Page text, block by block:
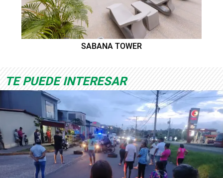
SABANA TOWER
TE PUEDE INTERESAR